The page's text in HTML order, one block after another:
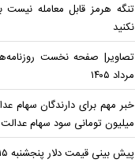
تنگه هرمز قابل معامله نیست
نکنید
مرداد ۱۴۰۵
میلیون تومانی سود سهام
پیش ‌بینی قیمت دلار پنجشنبه ۱۵ مرداد ۱۴۰۵